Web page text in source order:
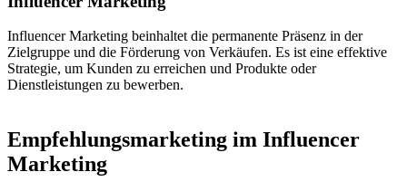
Influencer Marketing beinhaltet die permanente Präsenz in der
Zielgruppe und die Förderung von Verkäufen. Es ist eine effektive
Strategie, um Kunden zu erreichen und Produkte oder
Dienstleistungen zu bewerben.
Empfehlungsmarketing im Influencer
Marketing